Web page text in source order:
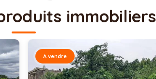
immobiliers
A vendre